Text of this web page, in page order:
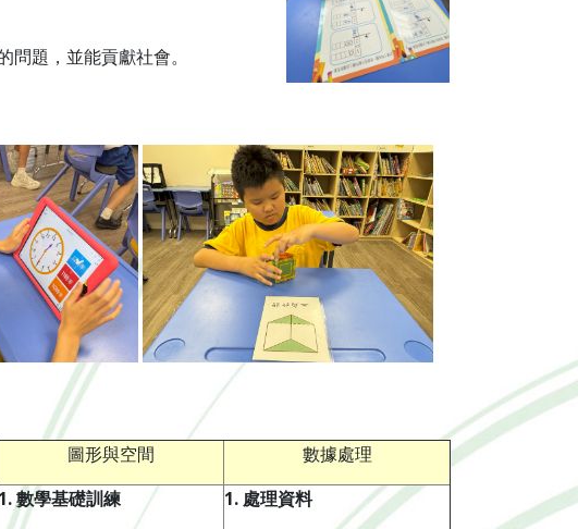
題，並能貢獻社會。
圖形與空間
數據處理
1.數學基礎訓練
1. 處理資料